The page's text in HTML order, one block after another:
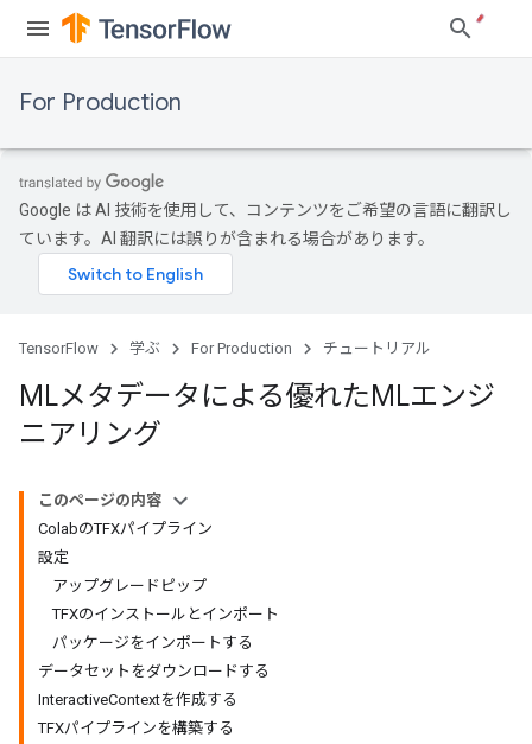
For Production
Google は AI 技術を使用して、コンテンツをご希望の言語に翻訳し
ています。AI 翻訳には誤りが含まれる場合があります。
TensorFlow 学ぶ For Production チュートリアル
MLメタデータによる優れたMLエンジ
ニアリング
このページの内容
ColabのTFXパイプライン
設定
アップグレードピップ
TFXのインストールとインポート
パッケージをインポートする
データセットをダウンロードする
InteractiveContextを作成する
TFXパイプラインを構築する